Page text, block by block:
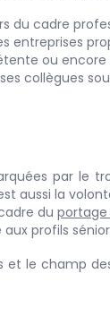
du cadre
entreprises
ou
collègues
par le
aussi la
du portage
profils
le champ